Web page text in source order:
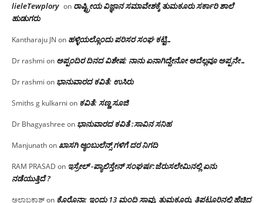
lieleTewplory on ರಾಷ್ಟ್ರೀಯ ವಿಜ್ಞಾನ ಸಮಾವೇಶಕ್ಕೆ‌ ತುಮಕೂರು ಸರ್ಕಾರಿ ಶಾಲೆ
ಹುಡುಗರು
Kantharaju JN on ಹಳ್ಳಿಯಲ್ಲೊಂದು ಪರಿಸರ ಸಂಘ ಕಟ್ಟಿ…
Dr rashmi on ಅಪ್ಪಂದಿರ ದಿನದ ವಿಶೇಷ: ನಾನು ಏನಾಗಿದ್ದೇನೋ‌ ಅದೆಲ್ಲವೂ ಅಪ್ಪನೇ…
Dr rashmi on ಭಾನುವಾರದ ಕವಿತೆ: ಉಸಿರು
Smiths g kulkarni on ಕವಿತೆ: ಸಣ್ಣ ಸೂಜಿ
Dr Bhagyashree on ಭಾನುವಾರದ ಕವಿತೆ :ಸಾವಿನ ಸನಿಹ
Manjunathonಖಾಸಗಿ ಆ್ಯಂಬುಲೆನ್ಸ್ ಗಳಿಗೆ ದರ ನಿಗದಿ
RAM PRASAD on ಇಸ್ರೇಲ್ -ಪ್ಯಾಲಿಸ್ತೇನ್ ಸಂಘರ್ಷ:ಜೆರುಸಲೇಮಿನಲ್ಲಿ ಏನು
ನಡೆಯುತ್ತಿದೆ ?
ಅಲ್ಲಾಬಕಾಶ್on ಕೊರೊನಾ: ಇಂದು 13 ಮಂದಿ ಸಾವು, ತುಮಕೂರು, ತಿಪಟೂರಿನಲ್ಲಿ ಹೆಚ್ಚಿದ